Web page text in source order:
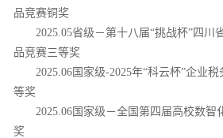
品竞赛铜奖
2025.05省级－第十八届“挑战杯”四川
品竞赛三等奖
2025.06国家级-2025年“科云杯”企业
等奖
2025.06国家级－全国第四届高校数
奖